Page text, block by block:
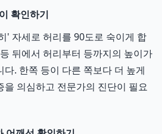
확인하기
' 자세로 허리를 90도로 숙이게 합
뒤에서 허리부터 등까지의 높이가
. 한쪽 등이 다른 쪽보다 더 높게
을 의심하고 전문가의 진단이 필요